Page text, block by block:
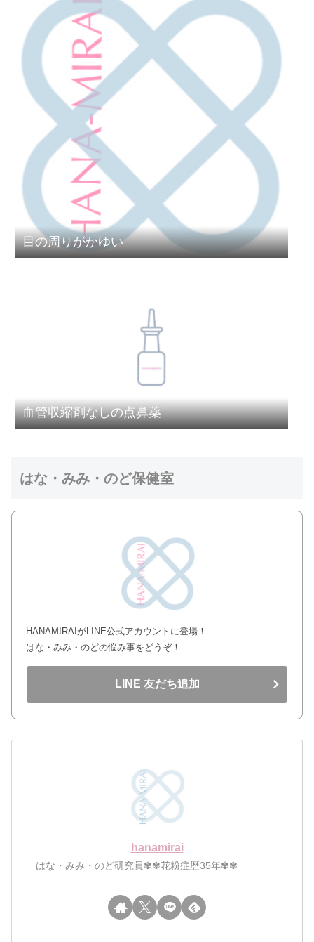
目の周りがかゆい
血管収縮剤なしの点鼻薬
はな・みみ・のど保健室
HANAMIRAIがLINE公式アカウントに登場！
はな・みみ・のどの悩み事をどうぞ！
LINE 友だち追加
hanamirai
はな・みみ・のど研究員✾✾花粉症歴35年✾✾